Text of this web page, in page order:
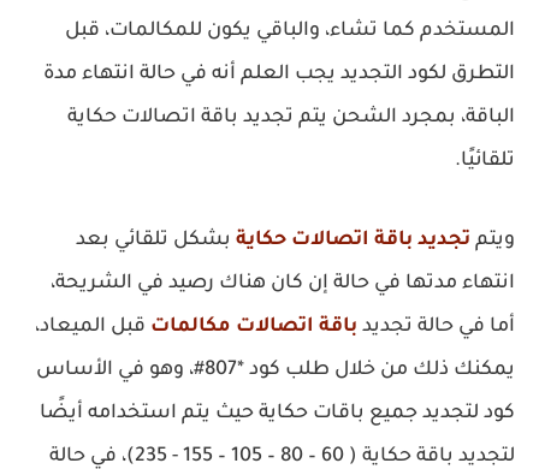
المستخدم كما تشاء، والباقي يكون للمكالمات، قبل
التطرق لكود التجديد يجب العلم أنه في حالة انتهاء مدة
الباقة، بمجرد الشحن يتم تجديد باقة اتصالات حكاية
تلقائيًا.
ويتم تجديد باقة اتصالات حكاية بشكل تلقائي بعد
انتهاء مدتها في حالة إن كان هناك رصيد في الشريحة،
أما في حالة تجديد باقة اتصالات مكالمات قبل الميعاد،
يمكنك ذلك من خلال طلب كود *807#، وهو في الأساس
كود لتجديد جميع باقات حكاية حيث يتم استخدامه أيضًا
لتجديد باقة حكاية ( 60 – 80 – 105 – 155 - 235)، في حالة